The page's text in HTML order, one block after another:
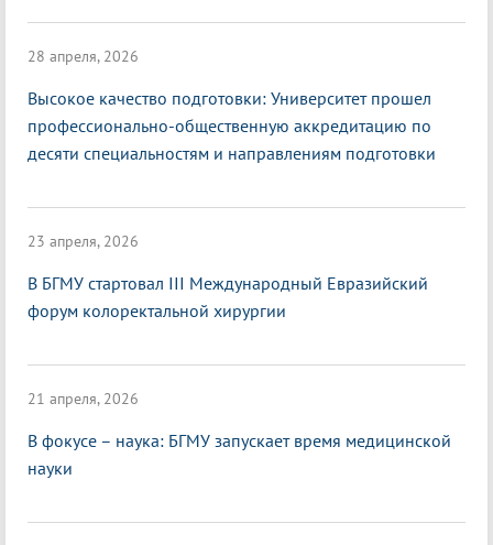
28 апреля, 2026
Высокое качество подготовки: Университет прошел
профессионально-общественную аккредитацию по
десяти специальностям и направлениям подготовки
23 апреля, 2026
В БГМУ стартовал III Международный Евразийский
форум колоректальной хирургии
21 апреля, 2026
В фокусе – наука: БГМУ запускает время медицинской
науки